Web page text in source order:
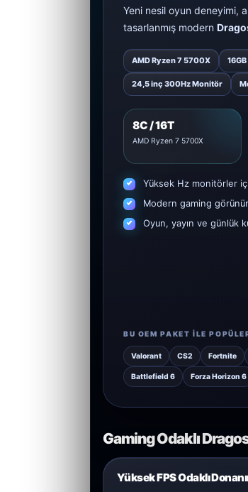
Yeni nesil oyun deneyimi,
tasarlanmış modern
AMD Ryzen 7 5700X
24,5 inç 300Hz Monitör
8C / 16T
AMD Ryzen 7 5700X
Yüksek Hz monitörler
Modern gaming
Oyun, yayın ve günlük
BU OEM PAKET ILE
Valorant CS2 Fortnite
Battlefield 6 Forza Horizon 6
Gaming Odaklı
Yüksek FPS Odaklı